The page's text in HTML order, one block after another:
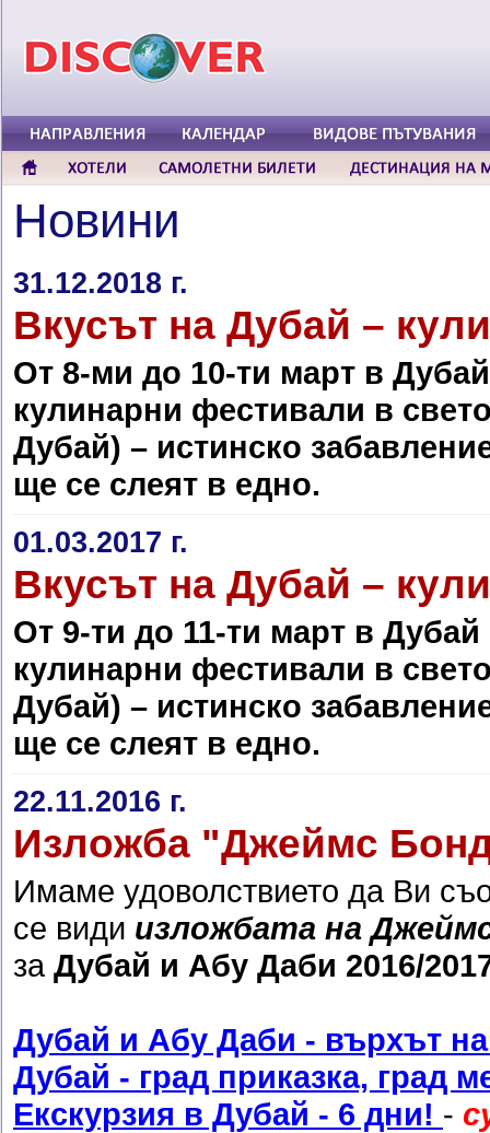
Новини
31.12.2018 г.
Вкусът на Дубай –
От 8-ми до 10-ти март в
кулинарни фестивали в
Дубай) – истинско
ще се слеят в едно.
01.03.2017 г.
Вкусът на Дубай –
От 9-ти до 11-ти март в
кулинарни фестивали в
Дубай) – истинско
ще се слеят в едно.
22.11.2016 г.
Изложба "Джеймс
Имаме удоволствието да Ви
се види изложбата на
за Дубай и Абу Даби 2016/
Дубай и Абу Даби - върхът
Дубай - град приказка, град
Екскурзия в Дубай - 6 дни! -